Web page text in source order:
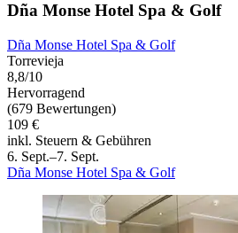
Dña Monse Hotel Spa & Golf
Dña Monse Hotel Spa & Golf
Torrevieja
8,8/10
Hervorragend
(679 Bewertungen)
109 €
inkl. Steuern & Gebühren
6. Sept.–7. Sept.
Dña Monse Hotel Spa & Golf